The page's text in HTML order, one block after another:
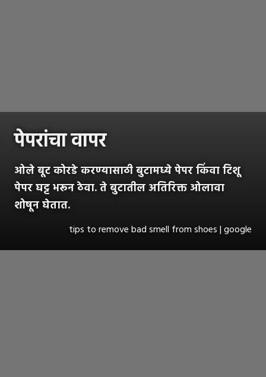
पेपरांचा वापर
ओले बूट कोरडे करण्यासाठी बुटामध्ये पेपर किंवा टिशू
पेपर घट्ट भरून ठेवा. ते बुटातील अतिरिक्त ओलावा
शोषून घेतात.
tips to remove bad smell from shoes | google